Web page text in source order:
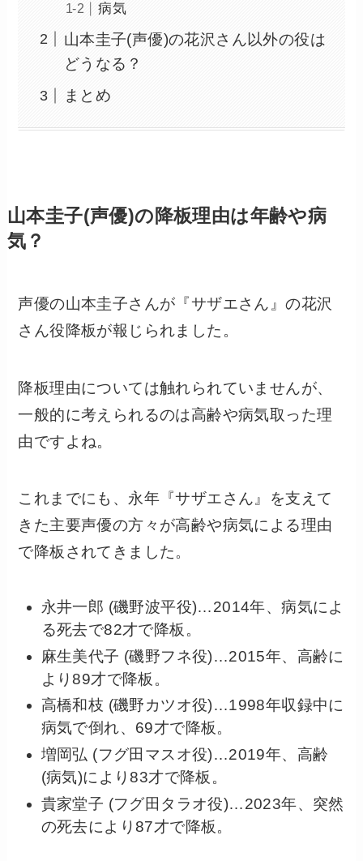
病気
山本圭子(声優)の花沢さん以外の役は
どうなる？
まとめ
山本圭子(声優)の降板理由は年齢や病
気？
声優の山本圭子さんが『サザエさん』の花沢
さん役降板が報じられました。
降板理由については触れられていませんが、
一般的に考えられるのは高齢や病気取った理
由ですよね。
これまでにも、永年『サザエさん』を支えて
きた主要声優の方々が高齢や病気による理由
で降板されてきました。
永井一郎 (磯野波平役)…2014年、病気によ
る死去で82才で降板。
麻生美代子 (磯野フネ役)…2015年、高齢に
より89才で降板。
高橋和枝 (磯野カツオ役)…1998年収録中に
病気で倒れ、69才で降板。
増岡弘 (フグ田マスオ役)…2019年、高齢
(病気)により83才で降板。
貴家堂子 (フグ田タラオ役)…2023年、突然
の死去により87才で降板。